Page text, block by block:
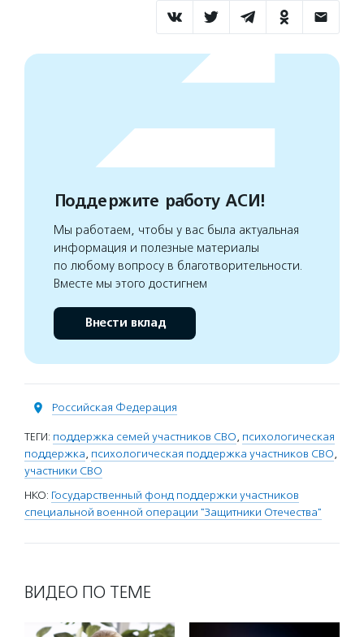
Поддержите работу АСИ!
Мы работаем, чтобы у вас была актуальная
информация и полезные материалы
по любому вопросу в благотворительности.
Вместе мы этого достигнем
Внести вклад
Российская Федерация
ТЕГИ: поддержка семей участников СВО, психологическая
поддержка, психологическая поддержка участников СВО,
участники СВО
НКО: Государственный фонд поддержки участников
специальной военной операции "Защитники Отечества"
ВИДЕО ПО ТЕМЕ